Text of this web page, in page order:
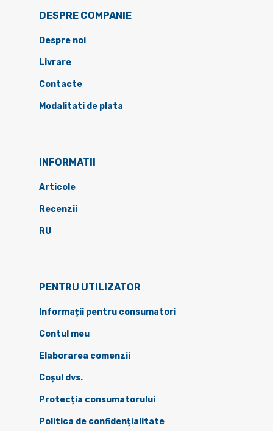
DESPRE COMPANIE
Despre noi
Livrare
Contacte
Modalitati de plata
INFORMATII
Articole
Recenzii
RU
PENTRU UTILIZATOR
Informații pentru consumatori
Contul meu
Elaborarea comenzii
Coșul dvs.
Protecția consumatorului
Politica de confidențialitate